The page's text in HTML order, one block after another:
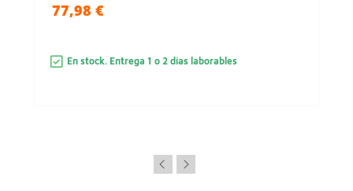
77,98 €
En stock. Entrega 1 o 2 días laborables